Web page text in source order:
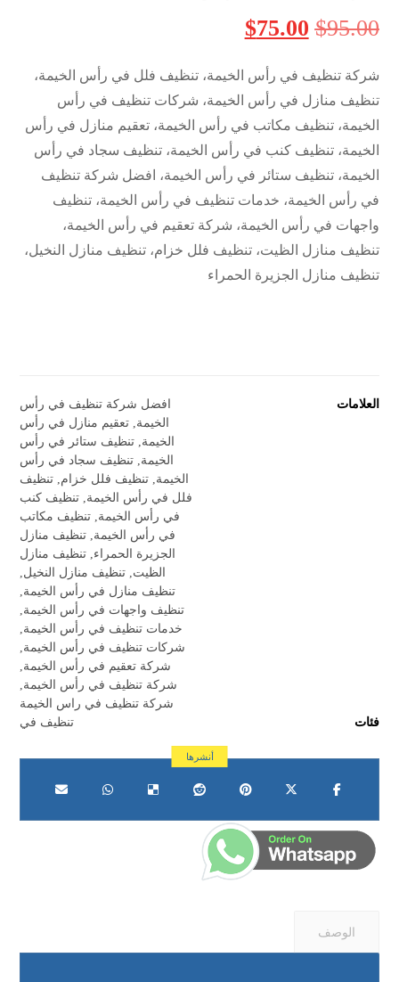
$95.00
$75.00
شركة تنظيف في رأس الخيمة، تنظيف فلل في رأس الخيمة،
تنظيف منازل في رأس الخيمة، شركات تنظيف في رأس
الخيمة، تنظيف مكاتب في رأس الخيمة، تعقيم منازل في رأس
الخيمة، تنظيف كنب في رأس الخيمة، تنظيف سجاد في رأس
الخيمة، تنظيف ستائر في رأس الخيمة، افضل شركة تنظيف
في رأس الخيمة، خدمات تنظيف في رأس الخيمة، تنظيف
واجهات في رأس الخيمة، شركة تعقيم في رأس الخيمة،
تنظيف منازل الظيت، تنظيف فلل خزام، تنظيف منازل النخيل،
تنظيف منازل الجزيرة الحمراء
العلامات
افضل شركة تنظيف في رأس
الخيمة تعقيم منازل في رأس
الخيمة تنظيف ستائر في رأس
الخيمة تنظيف سجاد في رأس
الخيمة تنظيف فلل خزام تنظيف
فلل في رأس الخيمة تنظيف كنب
في رأس الخيمة تنظيف مكاتب
في رأس الخيمة تنظيف منازل
الجزيرة الحمراء تنظيف منازل
الظيت تنظيف منازل النخيل
تنظيف منازل في رأس الخيمة
تنظيف واجهات في رأس الخيمة
خدمات تنظيف في رأس الخيمة
شركات تنظيف في رأس الخيمة
شركة تعقيم في رأس الخيمة
شركة تنظيف في رأس الخيمة
شركة تنظيف في راس الخيمة
فئات
تنظيف في
الوصف